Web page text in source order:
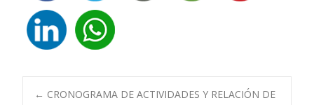
← CRONOGRAMA DE ACTIVIDADES Y RELACIÓN DE